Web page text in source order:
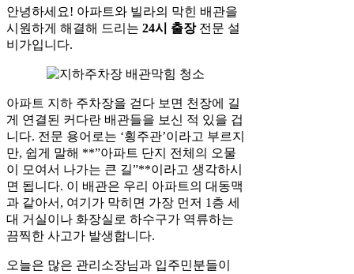
안녕하세요! 아파트와 빌라의 막힌 배관을
시원하게 해결해 드리는 24시 출장전문 설
비가입니다.
아파트 지하 주차장을 걷다 보면 천장에 길
게 연결된 커다란 배관들을 보신 적 있을 겁
니다. 전문 용어로는 ‘횡주관’이라고 부르지
만, 쉽게 말해 **”아파트 단지 전체의 오물
이 모여서 나가는 큰 길”**이라고 생각하시
면 됩니다. 이 배관은 우리 아파트의 대동맥
과 같아서, 여기가 막히면 가장 먼저 1층 세
대 거실이나 화장실로 하수구가 역류하는
끔찍한 사고가 발생합니다.
오늘은 많은 관리소장님과 입주민분들이